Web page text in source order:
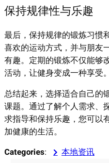
保持规律性与乐趣
最后，保持规律的锻炼习惯
喜欢的运动方式，并与朋友
有趣。定期的锻炼不仅能够
活动，让健身变成一种享受。
总结起来，选择适合自己的
课题。通过了解个人需求、
求指导和保持乐趣，您可以
加健康的生活。
Categories: 本地资讯